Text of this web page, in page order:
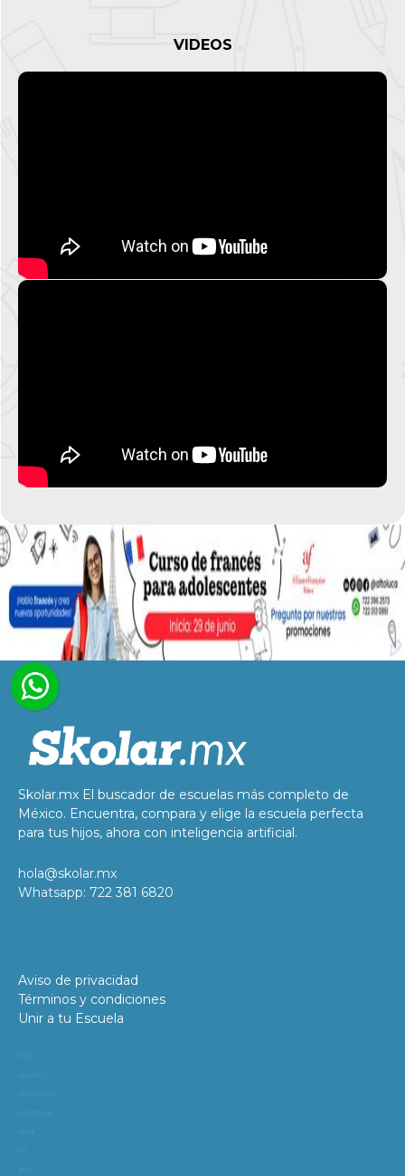
VIDEOS
Skolar.mx El buscador de escuelas más completo de
México. Encuentra, compara y elige la escuela perfecta
para tus hijos, ahora con inteligencia artificial.
hola@skolar.mx
Whatsapp: 722 381 6820
Aviso de privacidad
Términos y condiciones
Unir a tu Escuela